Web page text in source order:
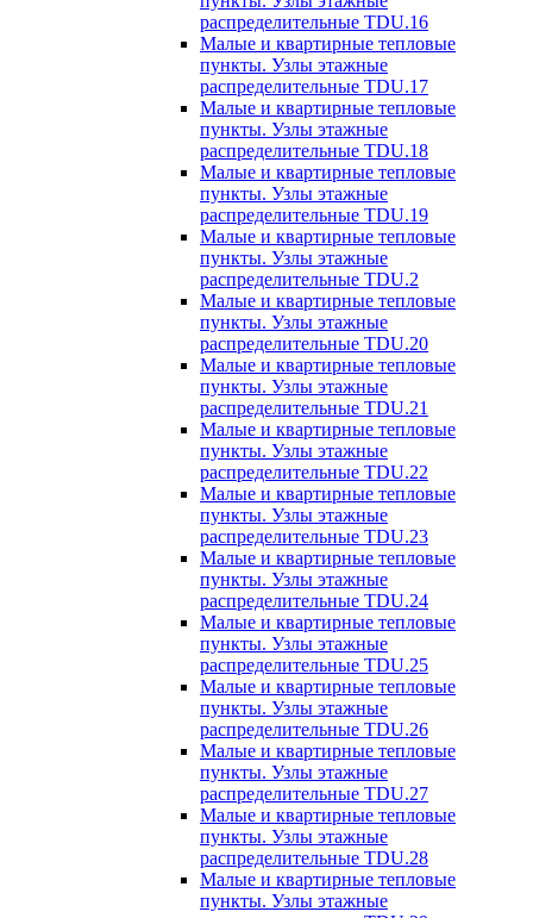
распределительные TDU.16
Малые и квартирные тепловые
пункты. Узлы этажные
распределительные TDU.17
Малые и квартирные тепловые
пункты. Узлы этажные
распределительные TDU.18
Малые и квартирные тепловые
пункты. Узлы этажные
распределительные TDU.19
Малые и квартирные тепловые
пункты. Узлы этажные
распределительные TDU.2
Малые и квартирные тепловые
пункты. Узлы этажные
распределительные TDU.20
Малые и квартирные тепловые
пункты. Узлы этажные
распределительные TDU.21
Малые и квартирные тепловые
пункты. Узлы этажные
распределительные TDU.22
Малые и квартирные тепловые
пункты. Узлы этажные
распределительные TDU.23
Малые и квартирные тепловые
пункты. Узлы этажные
распределительные TDU.24
Малые и квартирные тепловые
пункты. Узлы этажные
распределительные TDU.25
Малые и квартирные тепловые
пункты. Узлы этажные
распределительные TDU.26
Малые и квартирные тепловые
пункты. Узлы этажные
распределительные TDU.27
Малые и квартирные тепловые
пункты. Узлы этажные
распределительные TDU.28
Малые и квартирные тепловые
пункты. Узлы этажные